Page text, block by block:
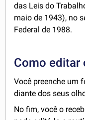
das Leis do
maio de 1943), no
Federal de 1988.
Como editar
Você preenche um
diante dos seus
No fim, você o